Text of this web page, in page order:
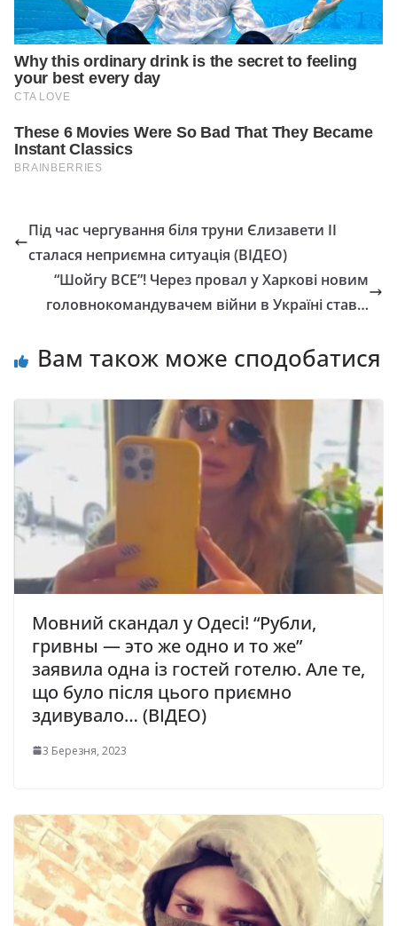
Під час чергування біля труни Єлизавети ІІ
сталася неприємна ситуація (ВІДЕО)
“Шойгу ВСЕ”! Через провал у Харкові новим
головнокомандувачем війни в Україні став…
Вам також може сподобатися
Мовний скандал у Одесі! “Рубли,
гривны — это же одно и то же”
заявила одна із гостей готелю. Але те,
що було після цього приємно
здивувало… (ВІДЕО)
3 Березня, 2023